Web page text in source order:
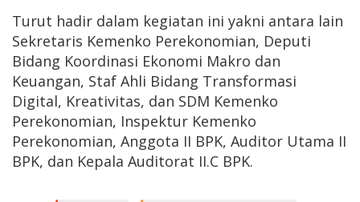
Turut hadir dalam kegiatan ini yakni antara lain
Sekretaris Kemenko Perekonomian, Deputi
Bidang Koordinasi Ekonomi Makro dan
Keuangan, Staf Ahli Bidang Transformasi
Digital, Kreativitas, dan SDM Kemenko
Perekonomian, Inspektur Kemenko
Perekonomian, Anggota II BPK, Auditor Utama II
BPK, dan Kepala Auditorat II.C BPK.